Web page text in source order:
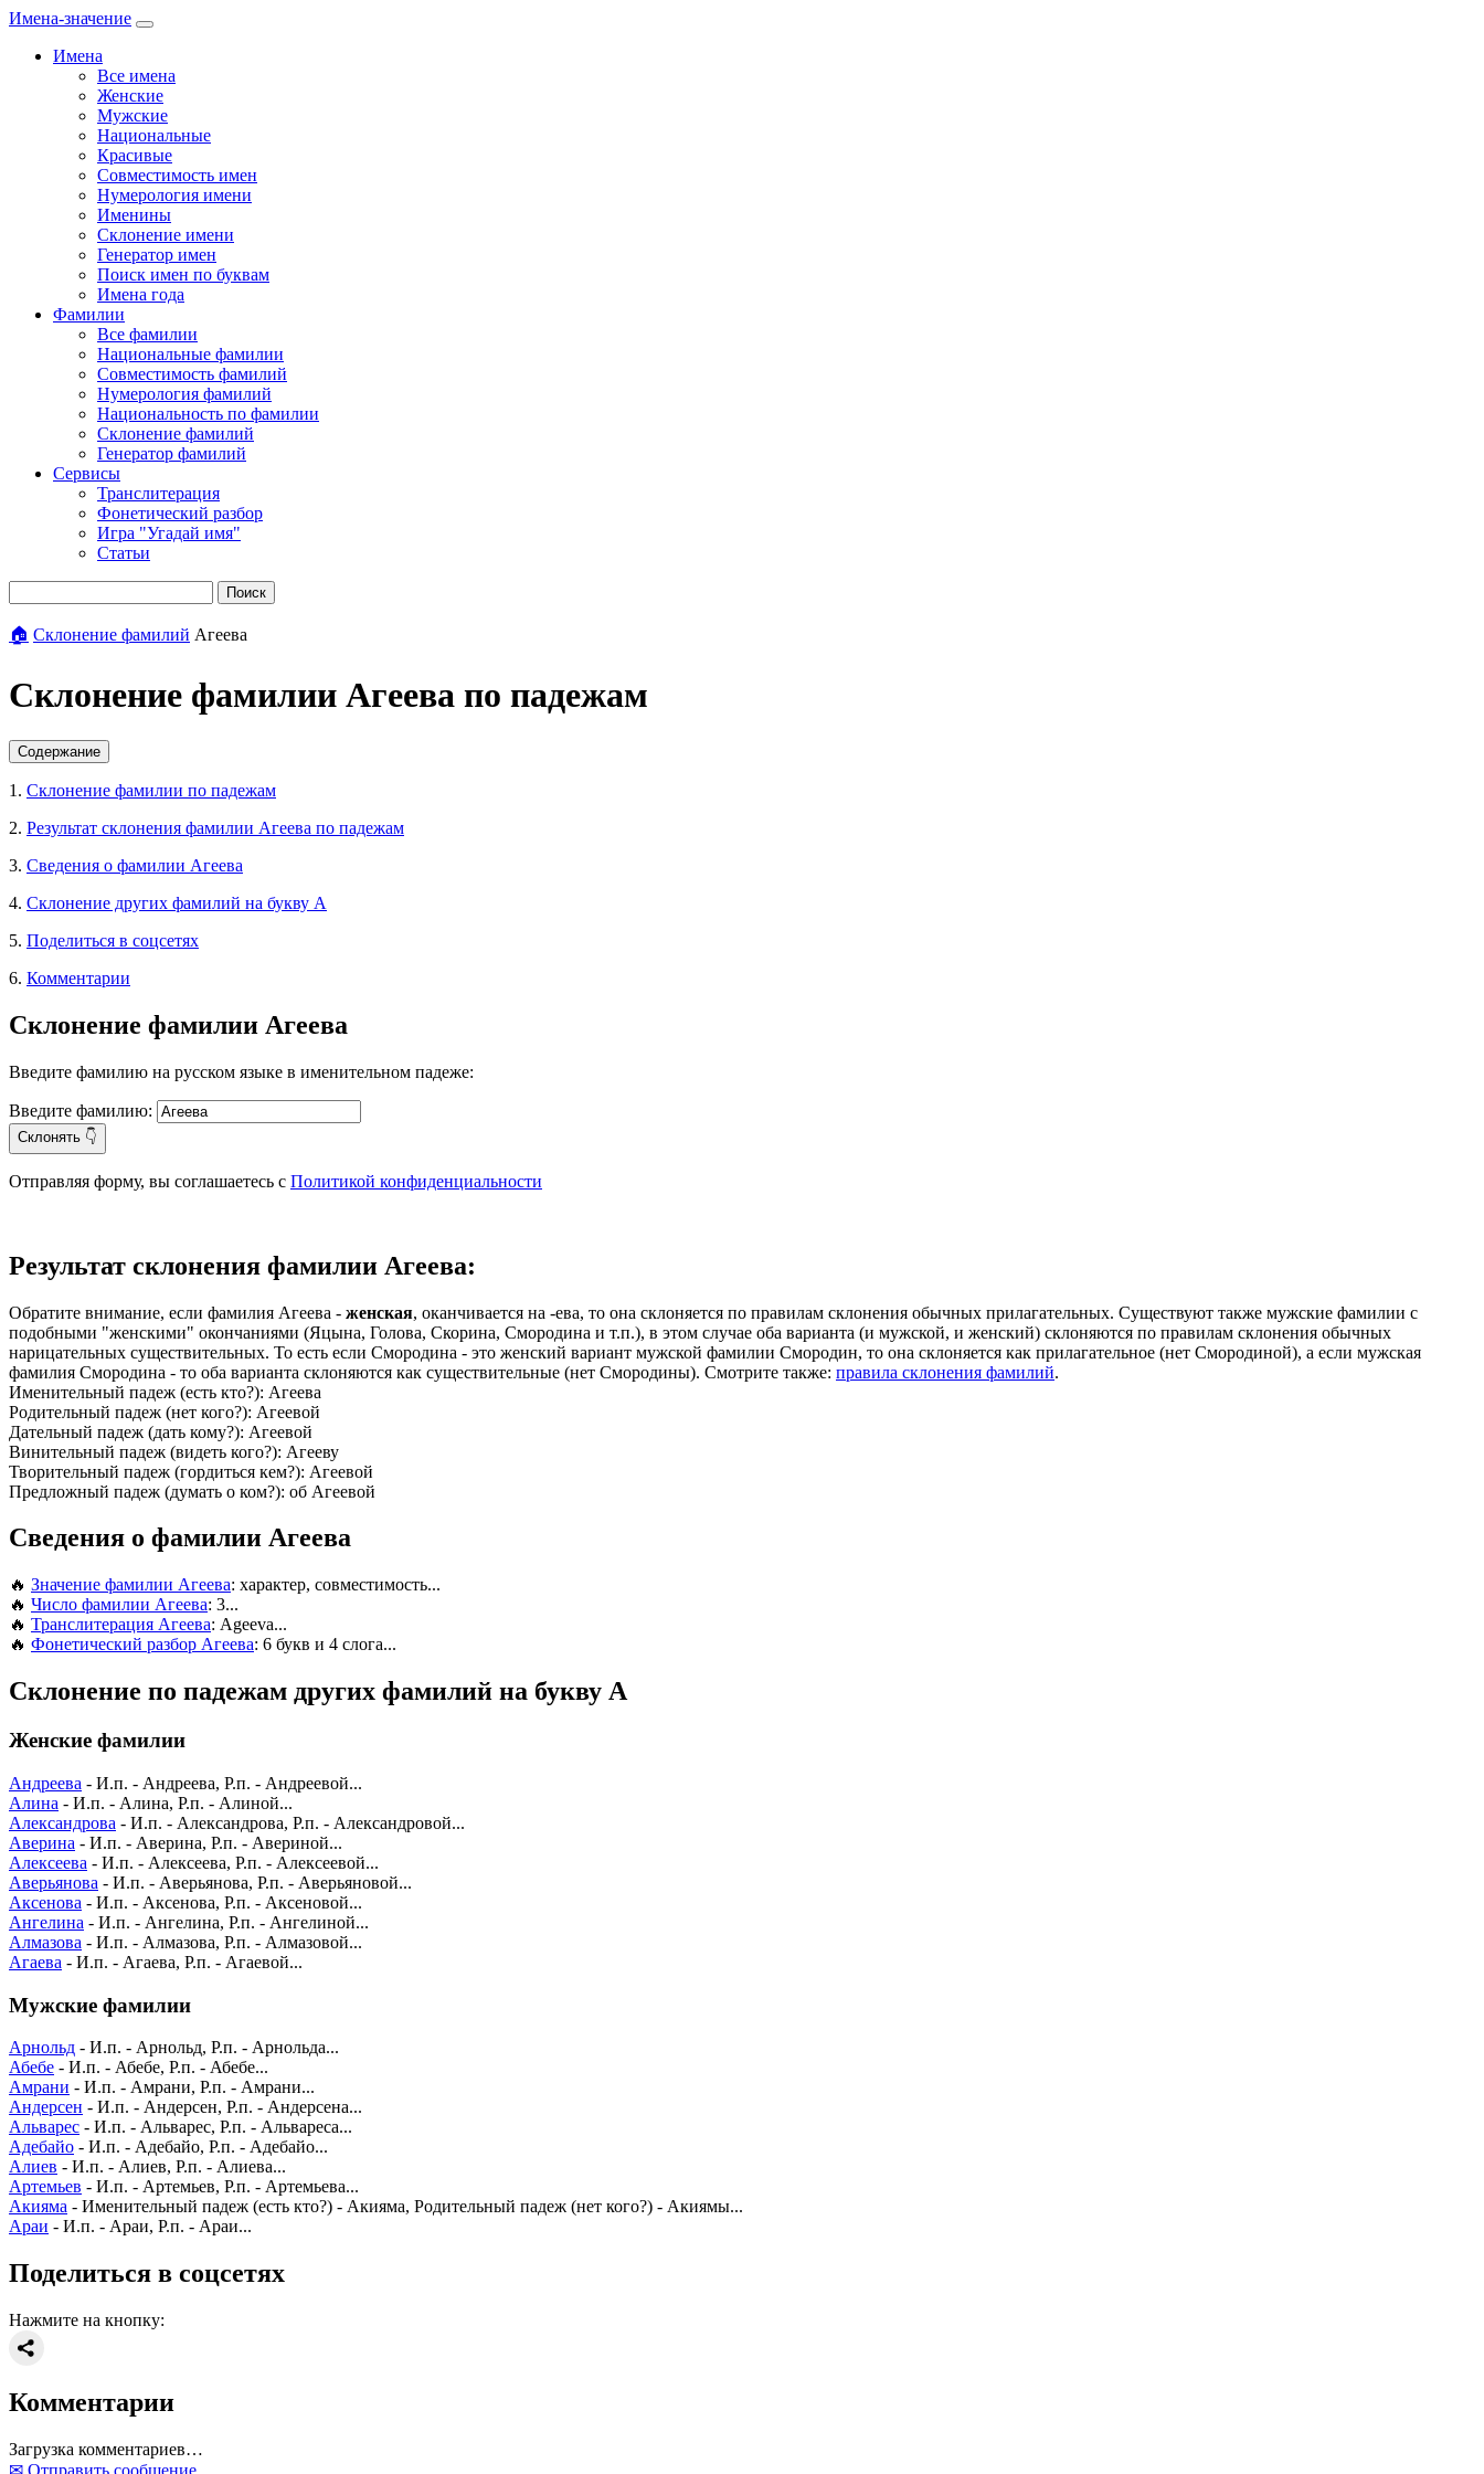
Имена-значение
Имена
Все имена
Женские
Мужские
Национальные
Красивые
Совместимость имен
Нумерология имени
Именины
Склонение имени
Генератор имен
Поиск имен по буквам
Имена года
Фамилии
Все фамилии
Национальные фамилии
Совместимость фамилий
Нумерология фамилий
Национальность по фамилии
Склонение фамилий
Генератор фамилий
Сервисы
Транслитерация
Фонетический разбор
Игра "Угадай имя"
Статьи
Поиск
🏠 Склонение фамилий Агеева
Склонение фамилии Агеева по падежам
Содержание
1. Склонение фамилии по падежам
2. Результат склонения фамилии Агеева по падежам
3. Сведения о фамилии Агеева
4. Склонение других фамилий на букву А
5. Поделиться в соцсетях
6. Комментарии
Склонение фамилии Агеева
Введите фамилию на русском языке в именительном падеже:
Введите фамилию:
Склонять 👇
Отправляя форму, вы соглашаетесь с Политикой конфиденциальности
Результат склонения фамилии Агеева:
Обратите внимание, если фамилия Агеева - женская, оканчивается на -ева, то она склоняется по правилам склонения обычных прилагательных. Существуют также мужские фамилии с
подобными "женскими" окончаниями (Яцына, Голова, Скорина, Смородина и т.п.), в этом случае оба варианта (и мужской, и женский) склоняются по правилам склонения обычных
нарицательных существительных. То есть если Смородина - это женский вариант мужской фамилии Смородин, то она склоняется как прилагательное (нет Смородиной), а если мужская
фамилия Смородина - то оба варианта склоняются как существительные (нет Смородины). Смотрите также: правила склонения фамилий.
Именительный падеж (есть кто?): Агеева
Родительный падеж (нет кого?): Агеевой
Дательный падеж (дать кому?): Агеевой
Винительный падеж (видеть кого?): Агееву
Творительный падеж (гордиться кем?): Агеевой
Предложный падеж (думать о ком?): об Агеевой
Сведения о фамилии Агеева
🔥 Значение фамилии Агеева: характер, совместимость...
🔥 Число фамилии Агеева: 3...
🔥 Транслитерация Агеева: Ageeva...
🔥 Фонетический разбор Агеева: 6 букв и 4 слога...
Склонение по падежам других фамилий на букву А
Женские фамилии
Андреева - И.п. - Андреева, Р.п. - Андреевой...
Алина - И.п. - Алина, Р.п. - Алиной...
Александрова - И.п. - Александрова, Р.п. - Александровой...
Аверина - И.п. - Аверина, Р.п. - Авериной...
Алексеева - И.п. - Алексеева, Р.п. - Алексеевой...
Аверьянова - И.п. - Аверьянова, Р.п. - Аверьяновой...
Аксенова - И.п. - Аксенова, Р.п. - Аксеновой...
Ангелина - И.п. - Ангелина, Р.п. - Ангелиной...
Алмазова - И.п. - Алмазова, Р.п. - Алмазовой...
Агаева - И.п. - Агаева, Р.п. - Агаевой...
Мужские фамилии
Арнольд - И.п. - Арнольд, Р.п. - Арнольда...
Абебе - И.п. - Абебе, Р.п. - Абебе...
Амрани - И.п. - Амрани, Р.п. - Амрани...
Андерсен - И.п. - Андерсен, Р.п. - Андерсена...
Альварес - И.п. - Альварес, Р.п. - Альвареса...
Адебайо - И.п. - Адебайо, Р.п. - Адебайо...
Алиев - И.п. - Алиев, Р.п. - Алиева...
Артемьев - И.п. - Артемьев, Р.п. - Артемьева...
Акияма - Именительный падеж (есть кто?) - Акияма, Родительный падеж (нет кого?) - Акиямы...
Араи - И.п. - Араи, Р.п. - Араи...
Поделиться в соцсетях
Нажмите на кнопку:
Комментарии
Загрузка комментариев…
✉ Отправить сообщение